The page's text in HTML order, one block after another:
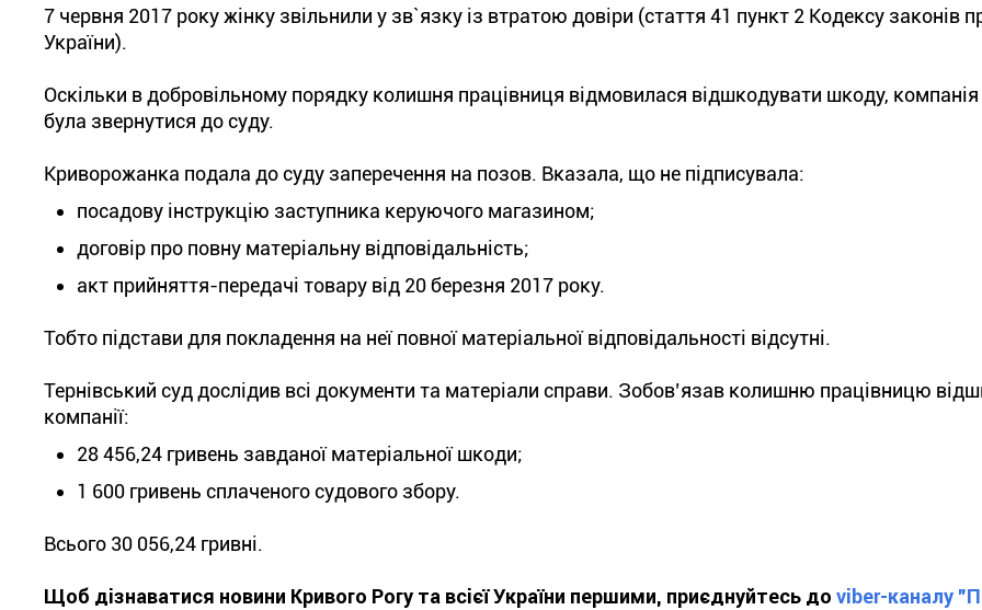
7 червня 2017 року жінку звільнили у зв`язку із втратою довіри (стаття 41 пункт 2 Кодексу законів
України).
Оскільки в добровільному порядку колишня працівниця відмовилася відшкодувати шкоду,
була звернутися до суду.
Криворожанка подала до суду заперечення на позов. Вказала, що не підписувала:
посадову інструкцію заступника керуючого магазином;
договір про повну матеріальну відповідальність;
акт прийняття-передачі товару від 20 березня 2017 року.
Тобто підстави для покладення на неї повної матеріальної відповідальності відсутні.
Тернівський суд дослідив всі документи та матеріали справи. Зобов’язав колишню працівницю
компанії:
28 456,24 гривень завданої матеріальної шкоди;
1 600 гривень сплаченого судового збору.
Всього 30 056,24 гривні.
Щоб дізнаватися новини Кривого Рогу та всієї України першими, приєднуйтесь до viber-каналу